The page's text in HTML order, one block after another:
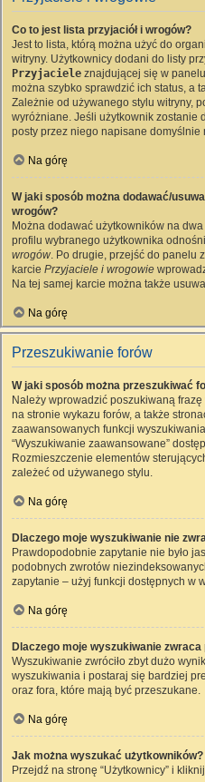
Co to jest lista przyjaciół i wrogów?
Jest to lista, którą można użyć do
witryny. Użytkownicy dodani do listy
Przyjaciele znajdującej się w
można szybko sprawdzić ich status, a
Zależnie od używanego stylu witryny,
wyróżniane. Jeśli użytkownik zostanie
posty przez niego napisane domyślnie
Na górę
W jaki sposób można dodawać/
wrogów?
Można dodawać użytkowników na
profilu wybranego użytkownika
wrogów. Po drugie, przejść do panelu
karcie Przyjaciele i wrogowie
Na tej samej karcie można także
Na górę
Przeszukiwanie forów
W jaki sposób można przeszukiwać
Należy wprowadzić poszukiwaną
na stronie wykazu forów, a także
zaawansowanych funkcji
“Wyszukiwanie zaawansowane”
Rozmieszczenie elementów
zależeć od używanego stylu.
Na górę
Dlaczego moje wyszukiwanie nie
Prawdopodobnie zapytanie nie było
podobnych zwrotów
zapytanie – użyj funkcji dostępnych w
Na górę
Dlaczego moje wyszukiwanie
Wyszukiwanie zwróciło zbyt dużo
wyszukiwania i postaraj się bardziej
oraz fora, które mają być przeszukane.
Na górę
Jak można wyszukać użytkowników?
Przejdź na stronę “Użytkownicy” i